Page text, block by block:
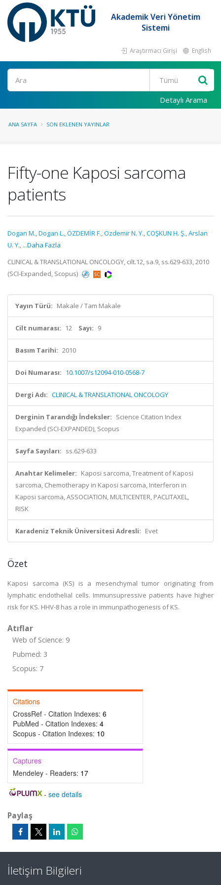
Akademik Veri Yönetim
Sistemi
Araştırmacı Girişi English
Ara
Detaylı Arama
ANA SAYFA SON EKLENEN YAYINLAR
Fifty-one Kaposi sarcoma
patients
Dogan M.,Dogan L.,ÖZDEMİR F.,Ozdemir N. Y.,COŞKUN H. Ş.,Arslan
U. Y., ...Daha Fazla
CLINICAL & TRANSLATIONAL ONCOLOGY, cilt.12, sa.9, ss.629-633, 2010
(SCI-Expanded, Scopus)
Yayın Türü: Makale / Tam Makale
Cilt numarası: 12 Sayı: 9
Basım Tarihi: 2010
Doi Numarası: 10.1007/s12094-010-0568-7
Dergi Adı: CLINICAL & TRANSLATIONAL ONCOLOGY
Derginin Tarandığı İndeksler: Science Citation Index
Expanded (SCI-EXPANDED), Scopus
Sayfa Sayıları: ss.629-633
Anahtar Kelimeler: Kaposi sarcoma, Treatment of Kaposi
sarcoma, Chemotherapy in Kaposi sarcoma, Interferon in
Kaposi sarcoma, ASSOCIATION, MULTICENTER, PACLITAXEL,
RISK
Karadeniz Teknik Üniversitesi Adresli: Evet
Özet
Kaposi sarcoma (KS) is a mesenchymal tumor originating from
lymphatic endothelial cells. Immunsupressive patients have higher
risk for KS. HHV-8 has a role in immunpathogenesis of KS.
Atıflar
Web of Science: 9
Pubmed: 3
Scopus: 7
Citations
CrossRef - Citation Indexes: 6
PubMed - Citation Indexes: 4
Scopus - Citation Indexes: 10
Captures
Mendeley - Readers: 17
- see details
Paylaş
İletişim Bilgileri